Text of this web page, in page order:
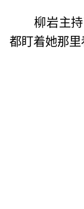
柳岩主
都盯着她那里